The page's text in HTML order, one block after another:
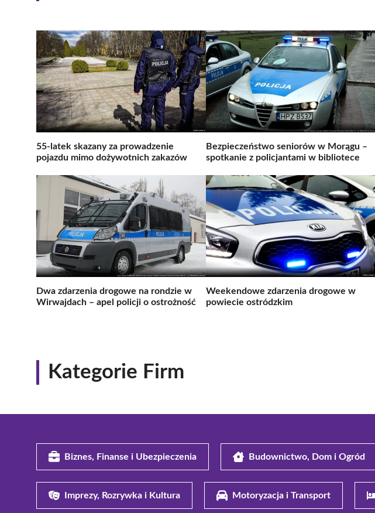
55-latek skazany za prowadzenie
pojazdu mimo dożywotnich zakazów
Bezpieczeństwo seniorów w Morągu –
spotkanie z policjantami w bibliotece
Dwa zdarzenia drogowe na rondzie w
Wirwajdach – apel policji o ostrożność
Weekendowe zdarzenia drogowe w
powiecie ostródzkim
Kategorie Firm
Biznes, Finanse i Ubezpieczenia Budownictwo, Dom i Ogród
Imprezy, Rozrywka i Kultura Motoryzacja i Transport